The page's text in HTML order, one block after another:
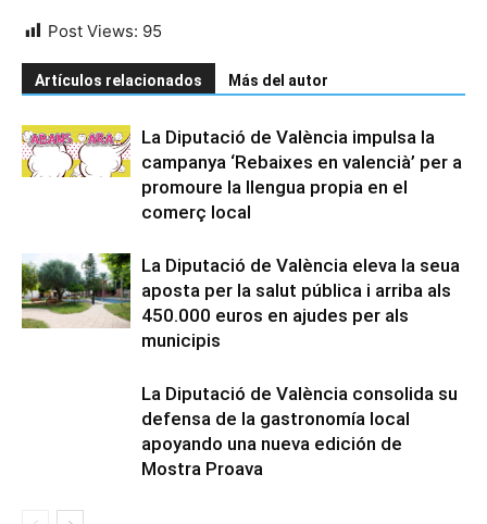
Post Views: 95
Artículos relacionados Más del autor
La Diputació de València impulsa la
campanya ‘Rebaixes en valencià’ per a
promoure la llengua propia en el
comerç local
La Diputació de València eleva la seua
aposta per la salut pública i arriba als
450.000 euros en ajudes per als
municipis
La Diputació de València consolida su
defensa de la gastronomía local
apoyando una nueva edición de
Mostra Proava